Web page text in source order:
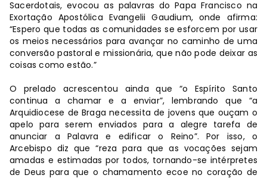
Sacerdotais, evocou as palavras do Papa Francisco na
Exortação Apostólica Evangelii Gaudium, onde afirma:
“Espero que todas as comunidades se esforcem por usar
os meios necessários para avançar no caminho de uma
conversão pastoral e missionária, que não pode deixar as
coisas como estão.”
O prelado acrescentou ainda que “o Espírito Santo
continua a chamar e a enviar”, lembrando que “a
Arquidiocese de Braga necessita de jovens que ouçam o
apelo para serem enviados para a alegre tarefa de
anunciar a Palavra e edificar o Reino”. Por isso, o
Arcebispo diz que “reza para que as vocações sejam
amadas e estimadas por todos, tornando-se intérpretes
de Deus para que o chamamento ecoe no coração de